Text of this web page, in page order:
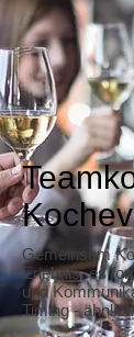
Gemeinsam
Erlebnis, es
und
Timing -